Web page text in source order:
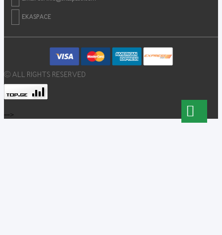
EKASPACE
© ALL RIGHTS RESERVED
-->